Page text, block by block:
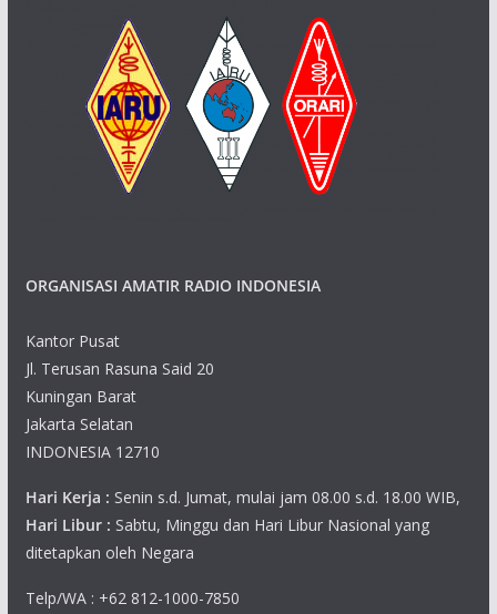
ORGANISASI AMATIR RADIO INDONESIA
Kantor Pusat
Jl. Terusan Rasuna Said 20
Kuningan Barat
Jakarta Selatan
INDONESIA 12710
Hari Kerja : Senin s.d. Jumat, mulai jam 08.00 s.d. 18.00 WIB,
Hari Libur : Sabtu, Minggu dan Hari Libur Nasional yang
ditetapkan oleh Negara
Telp/WA : +62 812-1000-7850